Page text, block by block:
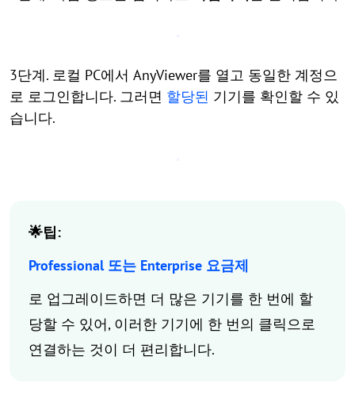
3단계. 로컬 PC에서 AnyViewer를 열고 동일한 계정으
로 로그인합니다. 그러면 할당된 기기를 확인할 수 있
습니다.
🌟팁:
Professional 또는 Enterprise 요금제
로 업그레이드하면 더 많은 기기를 한 번에 할
당할 수 있어, 이러한 기기에 한 번의 클릭으로
연결하는 것이 더 편리합니다.